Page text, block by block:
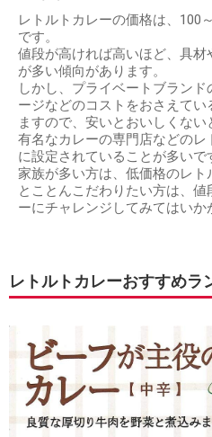
レトルトカレーの価格は、100
です。
値段が高ければ高いほど、具
が多い傾向があります。
しかし、プライベートブラン
ージなどのコストをおさえて
ますので、安いとおいしくない
有名なカレーの専門店などの
に設定されていることが多いで
家族が多い方は、低価格のレ
とことんこだわりたい方は、
ーにチャレンジしてみてはいか
レトルトカレーおすすめラ